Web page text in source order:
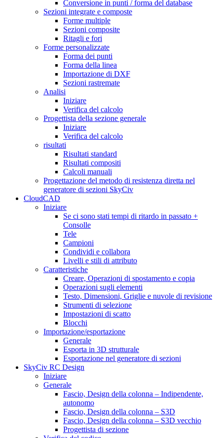
Conversione in punti / forma del database
Sezioni integrate e composte
Forme multiple
Sezioni composite
Ritagli e fori
Forme personalizzate
Forma dei punti
Forma della linea
Importazione di DXF
Sezioni rastremate
Analisi
Iniziare
Verifica del calcolo
Progettista della sezione generale
Iniziare
Verifica del calcolo
risultati
Risultati standard
Risultati compositi
Calcoli manuali
Progettazione del metodo di resistenza diretta nel
generatore di sezioni SkyCiv
CloudCAD
Iniziare
Se ci sono stati tempi di ritardo in passato +
Consolle
Tele
Campioni
Condividi e collabora
Livelli e stili di attributo
Caratteristiche
Creare, Operazioni di spostamento e copia
Operazioni sugli elementi
Testo, Dimensioni, Griglie e nuvole di revisione
Strumenti di selezione
Impostazioni di scatto
Blocchi
Importazione/esportazione
Generale
Esporta in 3D strutturale
Esportazione nel generatore di sezioni
SkyCiv RC Design
Iniziare
Generale
Fascio, Design della colonna – Indipendente,
autonomo
Fascio, Design della colonna – S3D
Fascio, Design della colonna – S3D vecchio
Progettista di sezione